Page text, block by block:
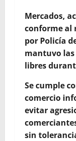
Mercados,
conforme al
por Policía
mantuvo
libres
Se cumple
comercio
evitar
sin